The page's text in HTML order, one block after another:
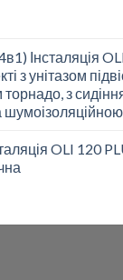
Інсталяція
з унітазом
з
OLI 120